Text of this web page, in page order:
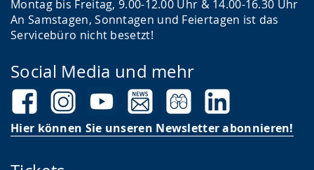
Montag bis Freitag, 9.00-12.00 Uhr & 14.00-16.30 Uhr
An Samstagen, Sonntagen und Feiertagen ist das
Servicebüro nicht besetzt!
Social Media und mehr
Hier können Sie unseren Newsletter abonnieren!